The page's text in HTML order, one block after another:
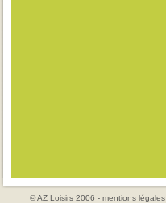
© AZ Loisirs 2006 - mentions légales